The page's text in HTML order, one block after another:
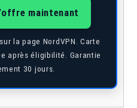
maintenant
la page NordVPN. Carte
après éligibilité. Garantie
30 jours.